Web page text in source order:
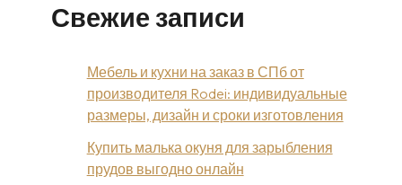
Свежие записи
Мебель и кухни на заказ в СПб от
производителя Rodei: индивидуальные
размеры, дизайн и сроки изготовления
Купить малька окуня для зарыбления
прудов выгодно онлайн